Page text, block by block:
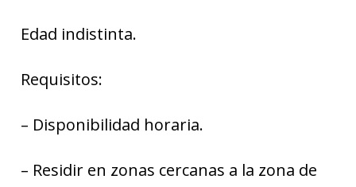
Edad indistinta.
Requisitos:
– Disponibilidad horaria.
– Residir en zonas cercanas a la zona de